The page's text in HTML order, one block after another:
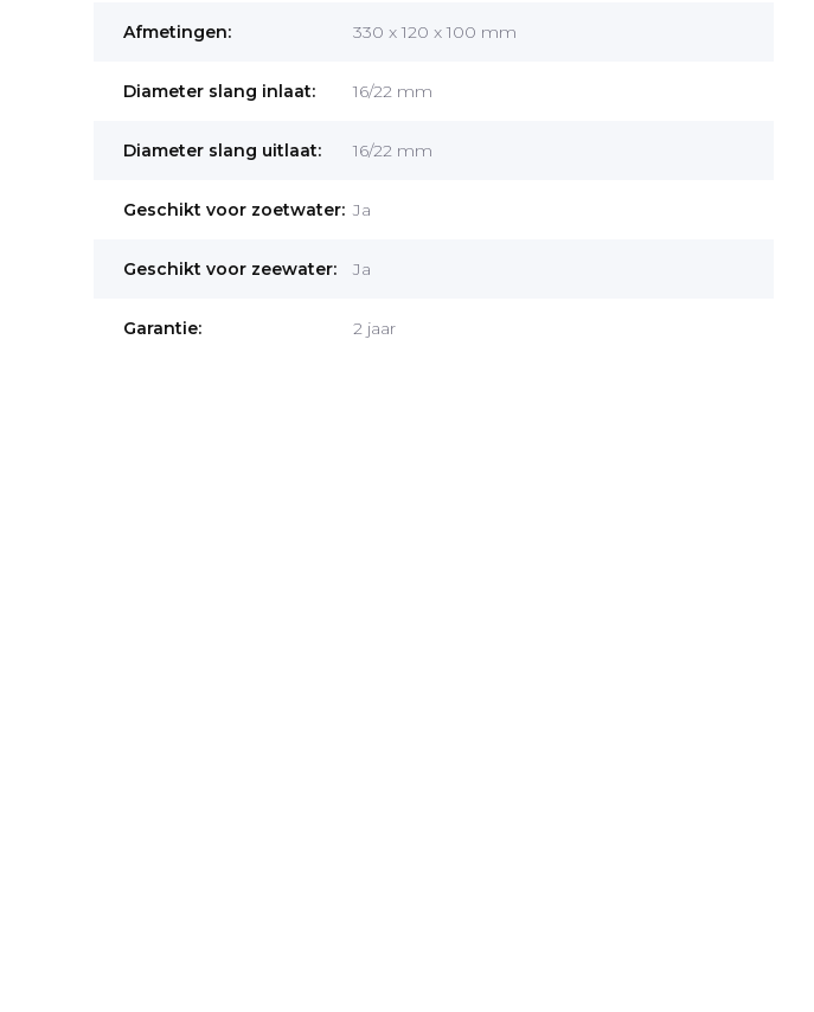
Afmetingen: 330 x 120 x 100 mm
Diameter slang inlaat: 16/22 mm
Diameter slang uitlaat: 16/22 mm
Geschikt voor zoetwater: Ja
Geschikt voor zeewater: Ja
Garantie: 2 jaar